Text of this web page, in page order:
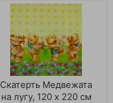
Скатерть Медвежата
на лугу, 120 х 220 см